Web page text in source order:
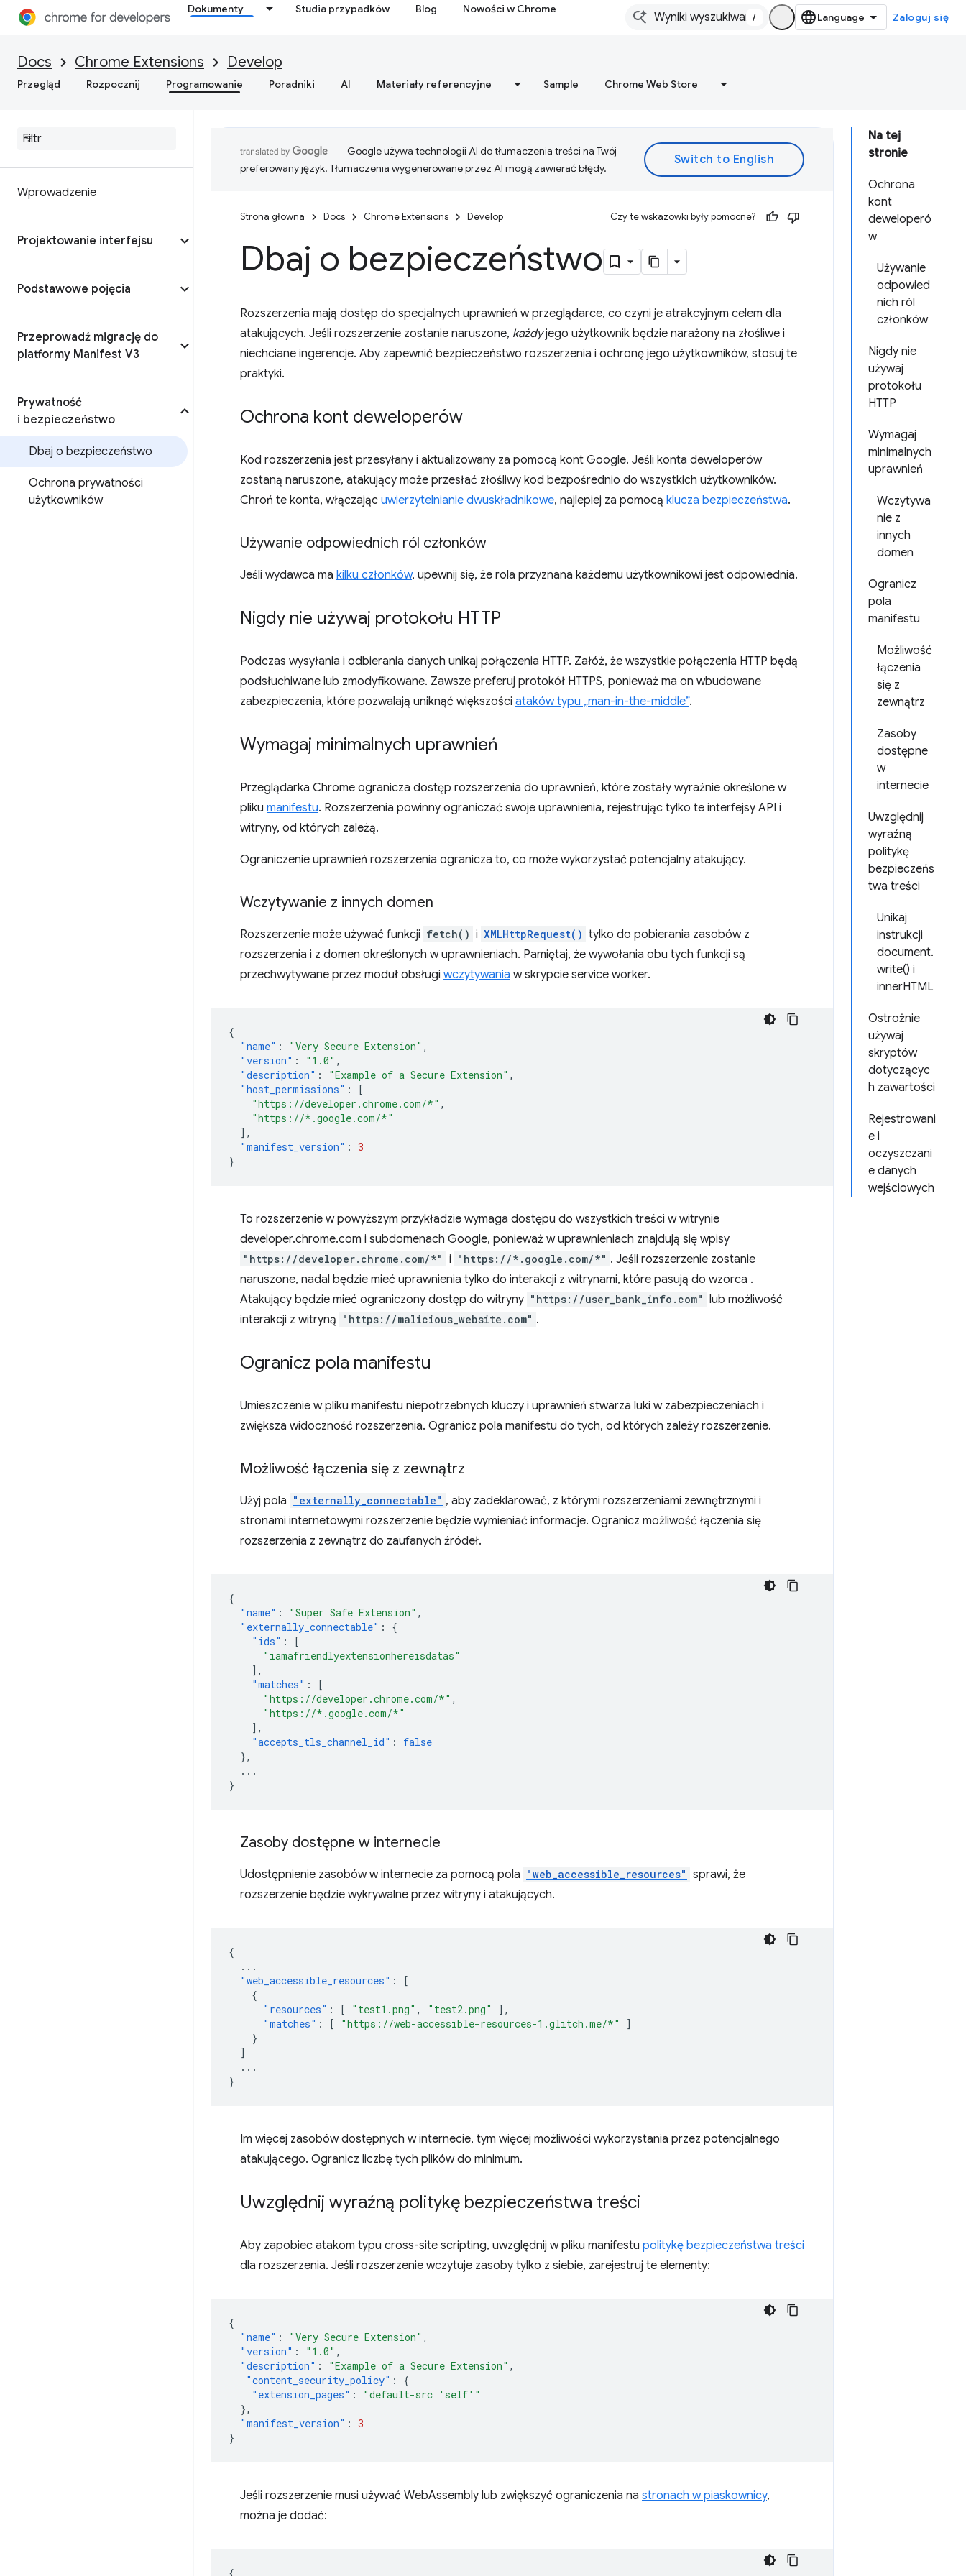
Dokumenty Studia przypadków Blog Nowości w Chrome
/ Zaloguj się
Docs Chrome Extensions Develop
Przegląd Rozpocznij Programowanie Poradniki AI Materiały referencyjne Sample Chrome Web Store
Wprowadzenie
Projektowanie interfejsu
Podstawowe pojęcia
Przeprowadź migrację do
platformy Manifest V3
Prywatność
i bezpieczeństwo
Dbaj o bezpieczeństwo
Ochrona prywatności
użytkowników
Na tej
stronie
Ochrona
kont
deweloperó
w
Używanie
odpowied
nich ról
członków
Nigdy nie
używaj
protokołu
HTTP
Wymagaj
minimalnych
uprawnień
Wczytywa
nie z
innych
domen
Ogranicz
pola
manifestu
Możliwość
łączenia
się z
zewnątrz
Zasoby
dostępne
w
internecie
Uwzględnij
wyraźną
politykę
bezpieczeńs
twa treści
Unikaj
instrukcji
document.
write() i
innerHTML
Ostrożnie
używaj
skryptów
dotyczącyc
h zawartości
Rejestrowani
e i
oczyszczani
e danych
wejściowych
Google używa technologii AI do tłumaczenia treści na Twój
preferowany język. Tłumaczenia wygenerowane przez AI mogą zawierać błędy.
Strona główna Docs Chrome Extensions Develop Czy te wskazówki były pomocne?
Dbaj o bezpieczeństwo
Rozszerzenia mają dostęp do specjalnych uprawnień w przeglądarce, co czyni je atrakcyjnym celem dla
atakujących. Jeśli rozszerzenie zostanie naruszone, każdyjego użytkownik będzie narażony na złośliwe i
niechciane ingerencje. Aby zapewnić bezpieczeństwo rozszerzenia i ochronę jego użytkowników, stosuj te
praktyki.
Ochrona kont deweloperów
Kod rozszerzenia jest przesyłany i aktualizowany za pomocą kont Google. Jeśli konta deweloperów
zostaną naruszone, atakujący może przesłać złośliwy kod bezpośrednio do wszystkich użytkowników.
Chroń te konta, włączając uwierzytelnianie dwuskładnikowe, najlepiej za pomocą klucza bezpieczeństwa.
Używanie odpowiednich ról członków
Jeśli wydawca ma kilku członków, upewnij się, że rola przyznana każdemu użytkownikowi jest odpowiednia.
Nigdy nie używaj protokołu HTTP
Podczas wysyłania i odbierania danych unikaj połączenia HTTP. Załóż, że wszystkie połączenia HTTP będą
podsłuchiwane lub zmodyfikowane. Zawsze preferuj protokół HTTPS, ponieważ ma on wbudowane
zabezpieczenia, które pozwalają uniknąć większości ataków typu „man-in-the-middle”.
Wymagaj minimalnych uprawnień
Przeglądarka Chrome ogranicza dostęp rozszerzenia do uprawnień, które zostały wyraźnie określone w
pliku manifestu. Rozszerzenia powinny ograniczać swoje uprawnienia, rejestrując tylko te interfejsy API i
witryny, od których zależą.
Ograniczenie uprawnień rozszerzenia ogranicza to, co może wykorzystać potencjalny atakujący.
Wczytywanie z innych domen
Rozszerzenie może używać funkcji fetch() i XMLHttpRequest() tylko do pobierania zasobów z
rozszerzenia i z domen określonych w uprawnieniach. Pamiętaj, że wywołania obu tych funkcji są
przechwytywane przez moduł obsługi wczytywania w skrypcie service worker.
{
"name" : "Very Secure Extension" ,
"version" : "1.0" ,
"description" : "Example of a Secure Extension" ,
"host_permissions" :
[
"https://developer.chrome.com/*" ,
"https://*.google.com/*"
],
"manifest_version" : 3
}
To rozszerzenie w powyższym przykładzie wymaga dostępu do wszystkich treści w witrynie
developer.chrome.com i subdomenach Google, ponieważ w uprawnieniach znajdują się wpisy
"https://developer.chrome.com/*" i "https://*.google.com/*" . Jeśli rozszerzenie zostanie
naruszone, nadal będzie mieć uprawnienia tylko do interakcji z witrynami, które pasują do wzorca .
Atakujący będzie mieć ograniczony dostęp do witryny "https://user_bank_info.com" lub możliwość
interakcji z witryną "https://malicious_website.com" .
Ogranicz pola manifestu
Umieszczenie w pliku manifestu niepotrzebnych kluczy i uprawnień stwarza luki w zabezpieczeniach i
zwiększa widoczność rozszerzenia. Ogranicz pola manifestu do tych, od których zależy rozszerzenie.
Możliwość łączenia się z zewnątrz
Użyj pola "externally_connectable" , aby zadeklarować, z którymi rozszerzeniami zewnętrznymi i
stronami internetowymi rozszerzenie będzie wymieniać informacje. Ogranicz możliwość łączenia się
rozszerzenia z zewnątrz do zaufanych źródeł.
{
"name" : "Super Safe Extension" ,
"externally_connectable" :
{
"ids" :
[
"iamafriendlyextensionhereisdatas"
],
"matches" :
[
"https://developer.chrome.com/*" ,
"https://*.google.com/*"
],
"accepts_tls_channel_id" :
false
},
...
}
Zasoby dostępne w internecie
Udostępnienie zasobów w internecie za pomocą pola "web_accessible_resources" sprawi, że
rozszerzenie będzie wykrywalne przez witryny i atakujących.
{
...
"web_accessible_resources" :
[
{
"resources" : [ "test1.png" , "test2.png"
],
"matches" : [ "https://web-accessible-resources-1.glitch.me/*"
]
}
]
...
}
Im więcej zasobów dostępnych w internecie, tym więcej możliwości wykorzystania przez potencjalnego
atakującego. Ogranicz liczbę tych plików do minimum.
Uwzględnij wyraźną politykę bezpieczeństwa treści
Aby zapobiec atakom typu cross-site scripting, uwzględnij w pliku manifestu politykę bezpieczeństwa treści
dla rozszerzenia. Jeśli rozszerzenie wczytuje zasoby tylko z siebie, zarejestruj te elementy:
{
"name" : "Very Secure Extension" ,
"version" : "1.0" ,
"description" : "Example of a Secure Extension" ,
"content_security_policy" :
{
"extension_pages" :
"default-src 'self'"
},
"manifest_version" : 3
}
Jeśli rozszerzenie musi używać WebAssembly lub zwiększyć ograniczenia na stronach w piaskownicy,
można je dodać:
{